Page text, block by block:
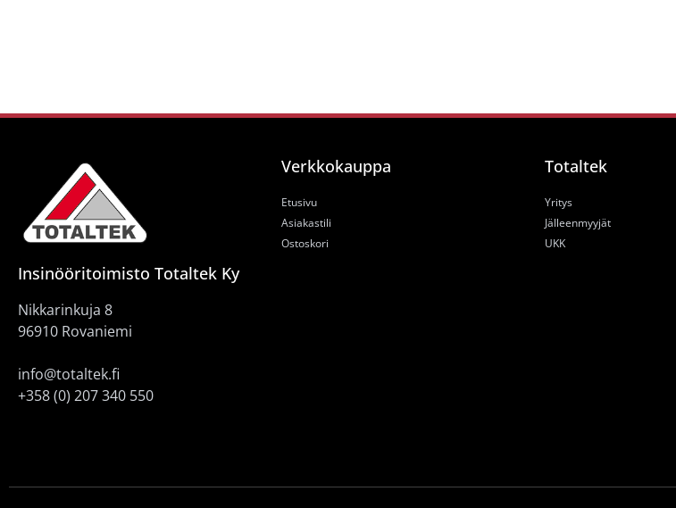
Insinööritoimisto Totaltek Ky
Nikkarinkuja 8
96910 Rovaniemi
info@totaltek.fi
+358 (0) 207 340 550
Verkkokauppa
Etusivu
Asiakastili
Ostoskori
Totaltek
Yritys
Jälleenmyyjät
UKK